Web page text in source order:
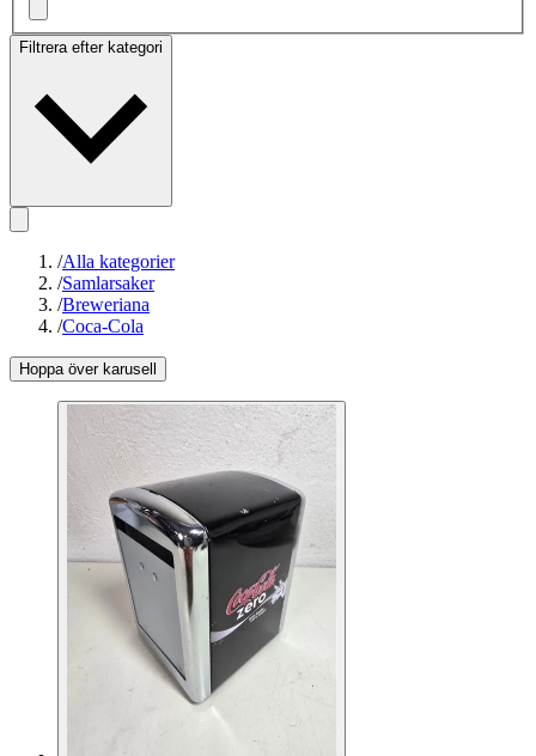
Filtrera efter kategori
/Alla kategorier
/Samlarsaker
/Breweriana
/Coca-Cola
Hoppa över karusell